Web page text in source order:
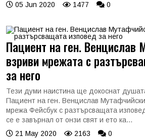
05 Jun 2020
1477 0
Пациент на ген. Венцислав
взриви мрежата с
за него
Тези думи наистина ще докоснат
Пациент на ген. Венцислав
мрежа Фейсбук с разтърсващата
се е завърнал от онзи свят и ето ка...
21 May 2020
2163 0